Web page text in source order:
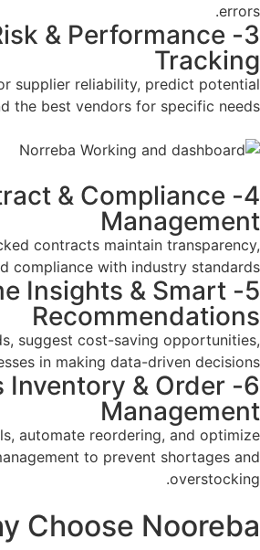
errors.​
& Performance
Tracking
supplier reliability, predict potential
the best vendors for specific needs.​
& Compliance
Management
contracts maintain transparency,
compliance with industry standards.​
Insights & Smart
Recommendations
suggest cost-saving opportunities,
in making data-driven decisions.​
Inventory & Order
Management
automate reordering, and optimize
to prevent shortages and
overstocking.
Choose Nooreba?